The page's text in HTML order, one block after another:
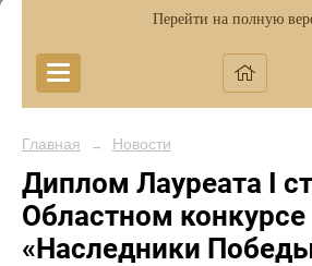
Перейти на полную
Главная → Новости
Диплом Лауреата I
Областном конкурсе
«Наследники